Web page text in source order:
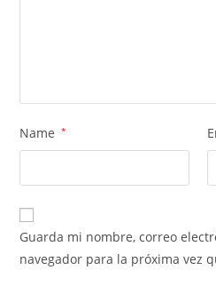
Name *
Guarda mi nombre, correo
navegador para la próxima vez